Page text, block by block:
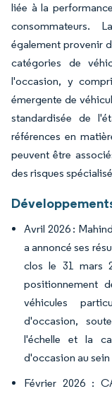
liée à la
consommateurs.
également provenir
catégories de
l'occasion, y
émergente de
standardisée de
références en
peuvent être
des risques
Avril 2026 :
a annoncé ses
clos le 31 mars
positionnement
véhicules
d'occasion,
l'échelle et la
d'occasion au
Février 2026 :